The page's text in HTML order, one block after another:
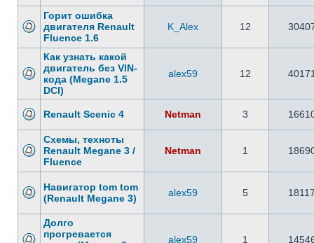
Горит ошибка
двигателя Renault
Fluence 1.6
K_Alex 12
Как узнать какой
двигатель без VIN-
кода (Megane 1.5
DCI)
alex59 12
Renault Scenic 4 Netman 3
Схемы, техноты
Renault Megane 3 /
Fluence
Netman 1
Навигатор tom tom
(Renault Megane 3)
alex59 5
Долго
прогревается
alex59 1